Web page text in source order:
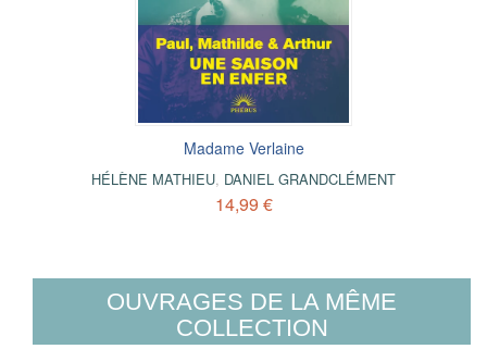
Madame Verlaine
HÉLÈNE MATHIEU, DANIEL GRANDCLÉMENT
14,99 €
OUVRAGES DE LA MÊME
COLLECTION